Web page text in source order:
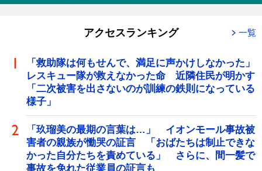
アクセスランキング 一覧
「救助隊は何もせんで、満足に声かけしなかった」
レスキュー隊が救えなかった命 近隣住民が明かす
「二次被害を出さないのが訓練の鉄則になっている
様子」
「玖瑠美の最期の言葉は…」 イオンモール事故被
害者の親族が慟哭の証言 「おばたちは制止できな
かった自分たちを責めている」 さらに、間一髪で
事故を免れた従業員の証言も